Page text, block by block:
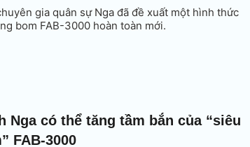
gia quân sự Nga đã đề xuất một hình thức
bom FAB-3000 hoàn toàn mới.
Nga có thể tăng tầm bắn của “siêu
FAB-3000